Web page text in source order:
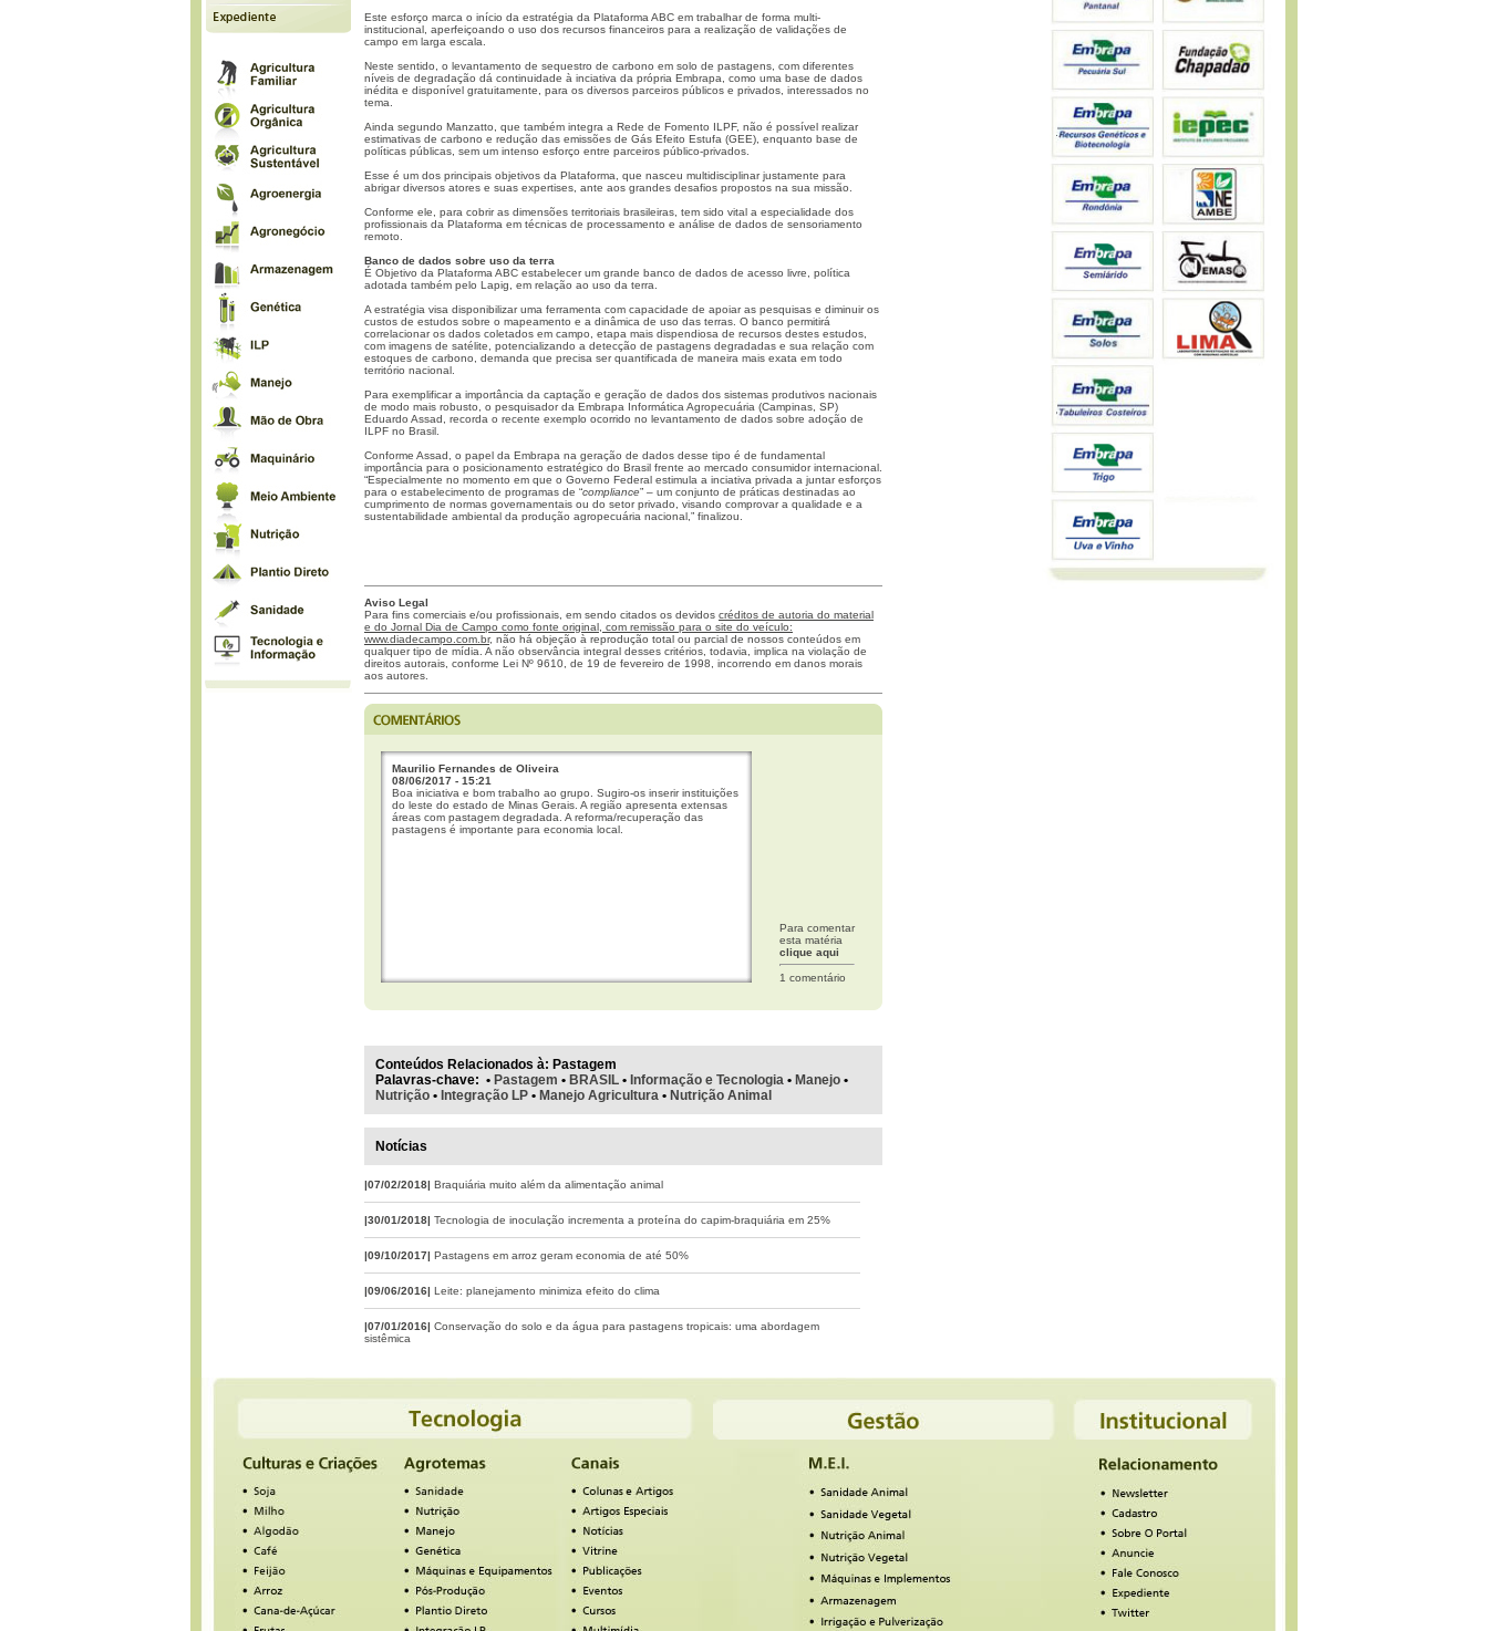
Este esforço marca o início da estratégia da Plataforma ABC em trabalhar de forma multi-
institucional, aperfeiçoando o uso dos recursos financeiros para a realização de validações de
campo em larga escala.
Neste sentido, o levantamento de sequestro de carbono em solo de pastagens, com diferentes
níveis de degradação dá continuidade à inciativa da própria Embrapa, como uma base de dados
inédita e disponível gratuitamente, para os diversos parceiros públicos e privados, interessados no
tema.
Ainda segundo Manzatto, que também integra a Rede de Fomento ILPF, não é possível realizar
estimativas de carbono e redução das emissões de Gás Efeito Estufa (GEE), enquanto base de
políticas públicas, sem um intenso esforço entre parceiros público-privados.
Esse é um dos principais objetivos da Plataforma, que nasceu multidisciplinar justamente para
abrigar diversos atores e suas expertises, ante aos grandes desafios propostos na sua missão.
Conforme ele, para cobrir as dimensões territoriais brasileiras, tem sido vital a especialidade dos
profissionais da Plataforma em técnicas de processamento e análise de dados de sensoriamento
remoto.
Banco de dados sobre uso da terra
É Objetivo da Plataforma ABC estabelecer um grande banco de dados de acesso livre, política
adotada também pelo Lapig, em relação ao uso da terra.
A estratégia visa disponibilizar uma ferramenta com capacidade de apoiar as pesquisas e diminuir os
custos de estudos sobre o mapeamento e a dinâmica de uso das terras. O banco permitirá
correlacionar os dados coletados em campo, etapa mais dispendiosa de recursos destes estudos,
com imagens de satélite, potencializando a detecção de pastagens degradadas e sua relação com
estoques de carbono, demanda que precisa ser quantificada de maneira mais exata em todo
território nacional.
Para exemplificar a importância da captação e geração de dados dos sistemas produtivos nacionais
de modo mais robusto, o pesquisador da Embrapa Informática Agropecuária (Campinas, SP)
Eduardo Assad, recorda o recente exemplo ocorrido no levantamento de dados sobre adoção de
ILPF no Brasil.
Conforme Assad, o papel da Embrapa na geração de dados desse tipo é de fundamental
importância para o posicionamento estratégico do Brasil frente ao mercado consumidor internacional.
“Especialmente no momento em que o Governo Federal estimula a inciativa privada a juntar esforços
para o estabelecimento de programas de “compliance” – um conjunto de práticas destinadas ao
cumprimento de normas governamentais ou do setor privado, visando comprovar a qualidade e a
sustentabilidade ambiental da produção agropecuária nacional,” finalizou.
Aviso Legal
Para fins comerciais e/ou profissionais, em sendo citados os devidos créditos de autoria do material
e do Jornal Dia de Campo como fonte original, com remissão para o site do veículo:
www.diadecampo.com.br, não há objeção à reprodução total ou parcial de nossos conteúdos em
qualquer tipo de mídia. A não observância integral desses critérios, todavia, implica na violação de
direitos autorais, conforme Lei Nº 9610, de 19 de fevereiro de 1998, incorrendo em danos morais
aos autores.
Maurilio Fernandes de Oliveira
08/06/2017 - 15:21
Boa iniciativa e bom trabalho ao grupo. Sugiro-os inserir instituições
do leste do estado de Minas Gerais. A região apresenta extensas
áreas com pastagem degradada. A reforma/recuperação das
pastagens é importante para economia local.
Para comentar
esta matéria
clique aqui
1 comentário
Conteúdos Relacionados à: Pastagem
Palavras-chave: • Pastagem • BRASIL • Informação e Tecnologia • Manejo •
Nutrição • Integração LP • Manejo Agricultura • Nutrição Animal
Notícias
|07/02/2018| Braquiária muito além da alimentação animal
|30/01/2018| Tecnologia de inoculação incrementa a proteína do capim-braquiária em 25%
|09/10/2017| Pastagens em arroz geram economia de até 50%
|09/06/2016| Leite: planejamento minimiza efeito do clima
|07/01/2016| Conservação do solo e da água para pastagens tropicais: uma abordagem
sistêmica